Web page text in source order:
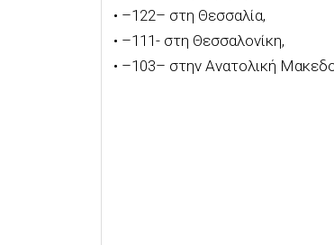
• –122– στη Θεσσαλία,
• –111-στη Θεσσαλονίκη,
• –103– στην Ανατολική